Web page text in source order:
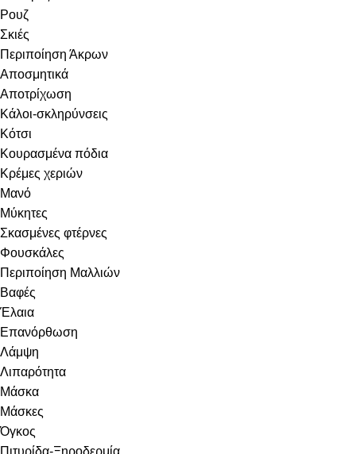
Ρουζ
Σκιές
Περιποίηση Άκρων
Αποσμητικά
Αποτρίχωση
Κάλοι-σκληρύνσεις
Κότσι
Κουρασμένα πόδια
Κρέμες χεριών
Μανό
Μύκητες
Σκασμένες φτέρνες
Φουσκάλες
Περιποίηση Μαλλιών
Βαφές
Έλαια
Επανόρθωση
Λάμψη
Λιπαρότητα
Μάσκα
Μάσκες
Όγκος
Πιτυρίδα-Ξηροδερμία